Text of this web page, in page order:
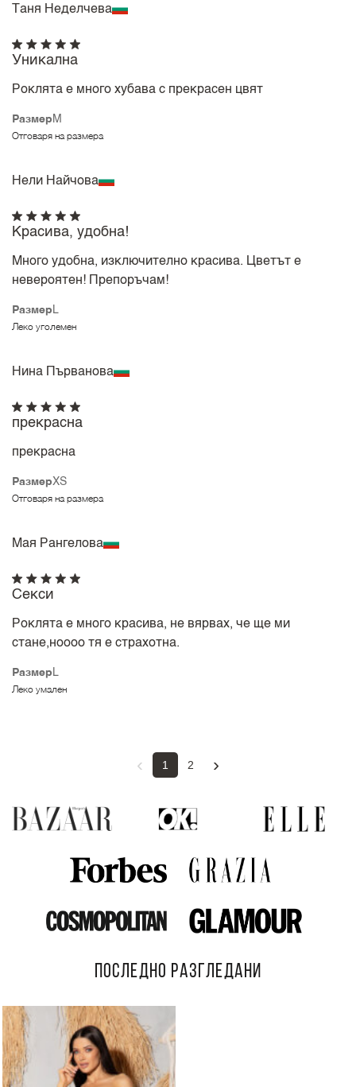
Таня Неделчева
Размер M
Отговаря на размера
Уникална
Роклята е много хубава с прекрасен цвят
Нели Найчова
Размер L
Леко уголемен
Красива, удобна!
Много удобна, изключително красива. Цветът е
невероятен! Препоръчам!
Нина Първанова
РазмерXS
Отговаря на размера
прекрасна
прекрасна
Мая Рангелова
Размер L
Леко умален
Секси
Роклята е много красива, не вярвах, че ще ми
стане,ноооо тя е страхотна.
‹ 1 2 ›
ПОСЛЕДНО РАЗГЛЕДАНИ